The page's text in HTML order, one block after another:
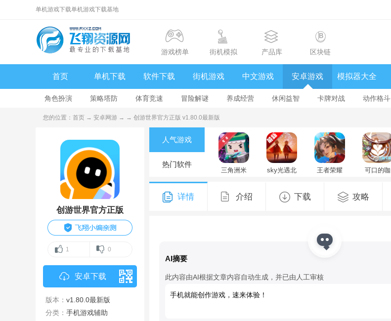
单机游戏下载单机游戏下载基地
游戏榜单 街机模拟 产品库 区块链
首页 单机下载 软件下载 街机游戏 中文游戏 安卓游戏 模拟器大全
角色扮演 策略塔防 体育竞速 冒险解谜 养成经营 休闲益智 卡牌对战 动作格斗
您的位置： 首页 → 安卓网游 → → 创游世界官方正版 v1.80.0最新版
创游世界官方正版
1 0
安卓下载
版本： v1.80.0最新版
分类： 手机游戏辅助
人气游戏
热门软件
三角洲米
官方最新
版v1.58.0
sky光遇北
v0.34.2(406253)
最新版
王者荣耀
kings官方
最新版
可口的咖
钞票免广
详情 介绍 下载 攻略
AI摘要
此内容由AI根据文章内容自动生成，并已由人工审核
手机就能创作游戏，速来体验！